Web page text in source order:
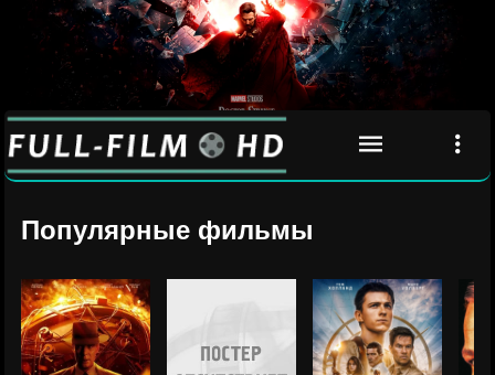
Популярные фильмы